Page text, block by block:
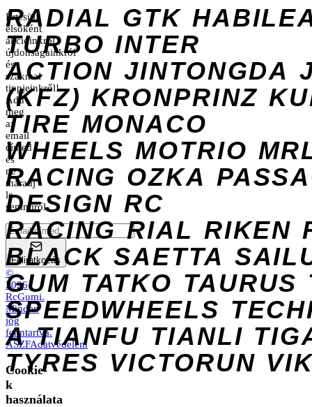
RADIAL GTK
TURBO INTER
ACTION JINTONGDA
(KFZ) KRONPRINZ
TIRE MONACO
WHEELS MOTRIO
RACING OZKA
DESIGN RC
RACING RIAL RIKEN
BLACK SAETTA
GUM TATKO TAURUS
SPEEDWHEELS
A TIANFU TIANLI
TYRES VICTORUN
Értesülj
elsőként
akcióinkról,
újdonságainkról
és
szakmai
tippjeinkről!
Add
meg
az
email
címed
és
ne
maradj
le
semmiről.
Feliratkozás
©
2026
RcGumi.
Minden
jog
fenntartva.
ÁSZFAdatvédelem
Cookie-
k
használata